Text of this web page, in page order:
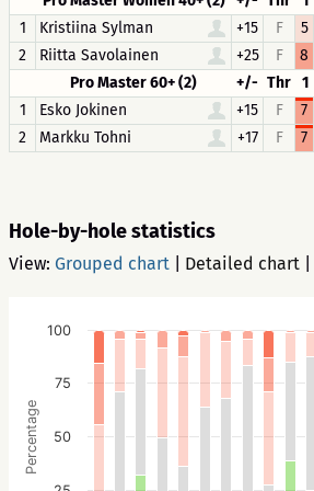
1
Kristiina Sylman +15 F 5
2
Riitta Savolainen +25 F 8
Pro Master 60+ (2)
+/- Thr 1
1
Esko Jokinen +15 F 7
2
Markku Tohni +17 F 7
Hole-by-hole statistics
View: Grouped chart Detailed chart
Percentage 50
75
100